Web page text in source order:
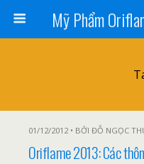
Mỹ Phẩm
01/12/2012 • BỞI ĐỖ NGỌC
Oriflame 2013: Các